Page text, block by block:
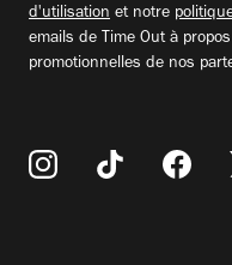
d'utilisation et notre
emails de Time Out à
promotionnelles de nos